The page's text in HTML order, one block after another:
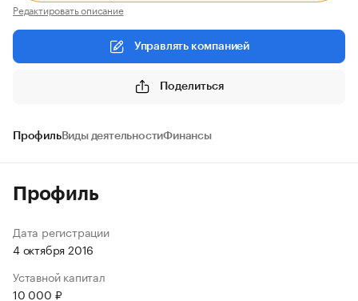
Редактировать описание
Управлять компанией
Поделиться
ПрофильВиды деятельностиФинансы
Профиль
Дата регистрации
4 октября 2016
Уставной капитал
10 000 ₽